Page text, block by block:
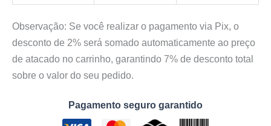
Observação: Se você realizar o pagamento via Pix, o
desconto de 2% será somado automaticamente ao preço
de atacado no carrinho, garantindo 7% de desconto total
sobre o valor do seu pedido.
Pagamento seguro garantido